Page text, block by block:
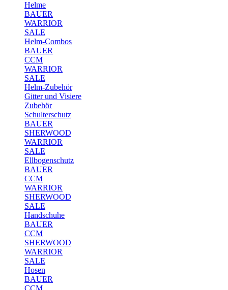
Helme
BAUER
WARRIOR
SALE
Helm-Combos
BAUER
CCM
WARRIOR
SALE
Helm-Zubehör
Gitter und Visiere
Zubehör
Schulterschutz
BAUER
SHERWOOD
WARRIOR
SALE
Ellbogenschutz
BAUER
CCM
WARRIOR
SHERWOOD
SALE
Handschuhe
BAUER
CCM
SHERWOOD
WARRIOR
SALE
Hosen
BAUER
CCM